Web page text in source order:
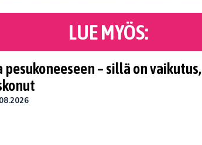
LUE MYÖS:
pesukoneeseen – sillä on vaikutus,